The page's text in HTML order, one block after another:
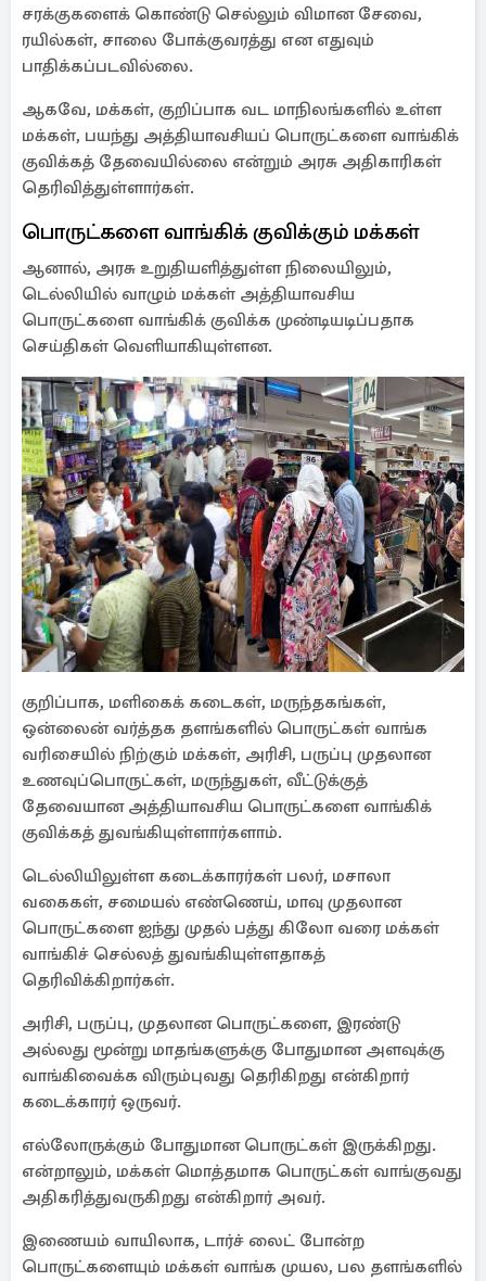
சரக்குகளைக் கொண்டு செல்லும் விமான சேவை,
ரயில்கள், சாலை போக்குவரத்து என எதுவும்
பாதிக்கப்படவில்லை.
ஆகவே, மக்கள், குறிப்பாக வட மாநிலங்களில் உள்ள
மக்கள், பயந்து அத்தியாவசியப் பொருட்களை வாங்கிக்
குவிக்கத் தேவையில்லை என்றும் அரசு அதிகாரிகள்
தெரிவித்துள்ளார்கள்.
பொருட்களை வாங்கிக் குவிக்கும் மக்கள்
ஆனால், அரசு உறுதியளித்துள்ள நிலையிலும்,
டெல்லியில் வாழும் மக்கள் அத்தியாவசிய
பொருட்களை வாங்கிக் குவிக்க முண்டியடிப்பதாக
செய்திகள் வெளியாகியுள்ளன.
குறிப்பாக, மளிகைக் கடைகள், மருந்தகங்கள்,
ஒன்லைன் வர்த்தக தளங்களில் பொருட்கள் வாங்க
வரிசையில் நிற்கும் மக்கள், அரிசி, பருப்பு முதலான
உணவுப்பொருட்கள், மருந்துகள், வீட்டுக்குத்
தேவையான அத்தியாவசிய பொருட்களை வாங்கிக்
குவிக்கத் துவங்கியுள்ளார்களாம்.
டெல்லியிலுள்ள கடைக்காரர்கள் பலர், மசாலா
வகைகள், சமையல் எண்ணெய், மாவு முதலான
பொருட்களை ஐந்து முதல் பத்து கிலோ வரை மக்கள்
வாங்கிச் செல்லத் துவங்கியுள்ளதாகத்
தெரிவிக்கிறார்கள்.
அரிசி, பருப்பு, முதலான பொருட்களை, இரண்டு
அல்லது மூன்று மாதங்களுக்கு போதுமான அளவுக்கு
வாங்கிவைக்க விரும்புவது தெரிகிறது என்கிறார்
கடைக்காரர் ஒருவர்.
எல்லோருக்கும் போதுமான பொருட்கள் இருக்கிறது.
என்றாலும், மக்கள் மொத்தமாக பொருட்கள் வாங்குவது
அதிகரித்துவருகிறது என்கிறார் அவர்.
இணையம் வாயிலாக, டார்ச் லைட் போன்ற
பொருட்களையும் மக்கள் வாங்க முயல, பல தளங்களில்